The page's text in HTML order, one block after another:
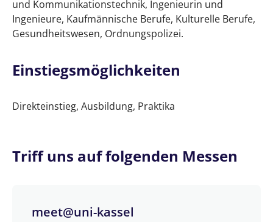
und Kommunikationstechnik, Ingenieurin und
Ingenieure, Kaufmännische Berufe, Kulturelle Berufe,
Gesundheitswesen, Ordnungspolizei.
Einstiegsmöglichkeiten
Direkteinstieg, Ausbildung, Praktika
Triff uns auf folgenden Messen
meet@uni-kassel